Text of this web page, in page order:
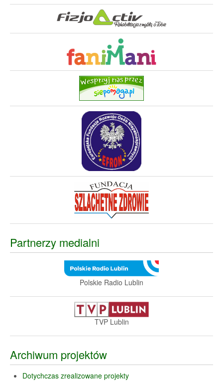
Partnerzy medialni
Polskie Radio Lublin
TVP Lublin
Archiwum projektów
Dotychczas zrealizowane projekty